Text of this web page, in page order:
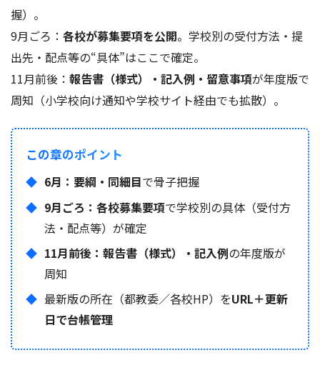
握）。
9月ごろ： 各校が募集要項を公開。学校別の受付方法・提
出先・配点等の“具体”はここで確定。
11月前後： 報告書（様式）・記入例・留意事項が年度版で
周知（小学校向け通知や学校サイト経由でも拡散）。
この章のポイント
6月：要綱・同細目で骨子把握
9月ごろ：各校募集要項で学校別の具体（受付方
法・配点等）が確定
11月前後：報告書（様式）・記入例の年度版が
周知
最新版の所在（都教委／各校HP）をURL＋更新
日で台帳管理